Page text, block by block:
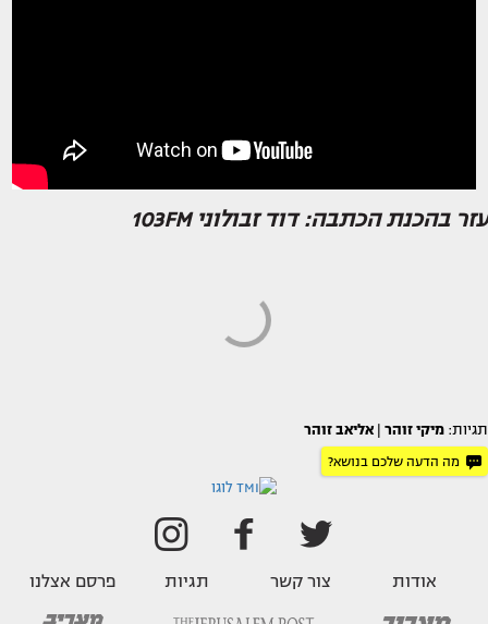
עזר בהכנת הכתבה: דוד זבולוני 103FM
תגיות: מיקי זוהר אליאב זוהר
מה הדעה שלכם בנושא?
אודות צור קשר תגיות פרסם אצלנו